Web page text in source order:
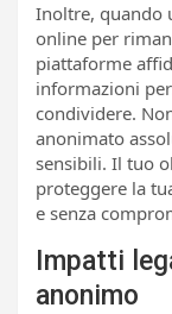
Inoltre, quando
online per
piattaforme
informazioni
condividere.
anonimato
sensibili. Il tuo
proteggere la
e senza
Impatti
anonimo